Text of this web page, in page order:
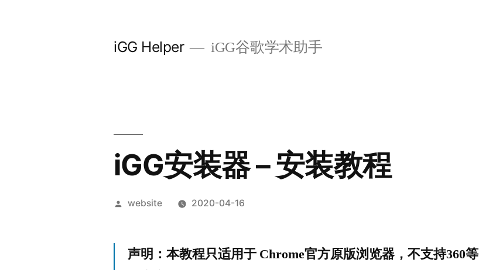
iGG Helper iGG谷歌学术助手
iGG安装器 – 安装教程
Posted
website 2020-04-16
声明：本教程只适用于 Chrome官方原版浏览器，不支持360等